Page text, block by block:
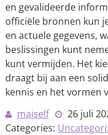
en gevalideerde
officiële bronnen kun
en actuele gegevens,
beslissingen kunt
kunt vermijden. Het
draagt bij aan een
kennis en het vormen
maiself
26 juli
Categories: